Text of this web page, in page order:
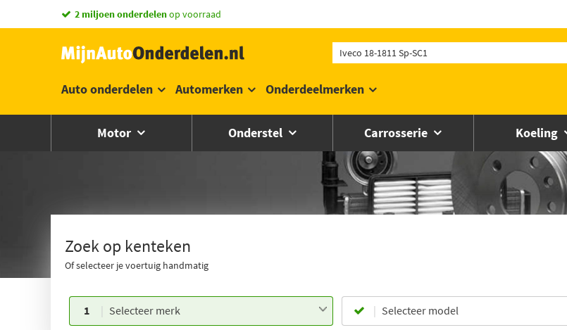
2 miljoen onderdelenop voorraad
Auto onderdelen Automerken Onderdeelmerken
Motor Onderstel Carrosserie Koeling
Zoek op kenteken
Of selecteer je voertuig handmatig
1 Selecteer merk Selecteer model